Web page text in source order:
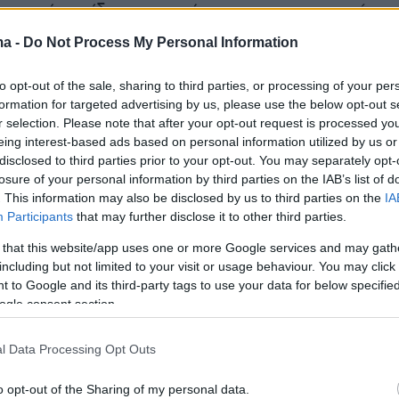
- Do Not Process My Personal Information
opt-out of the sale, sharing to third parties, or processing of your
for targeted advertising by us, please use the below opt-out
selection. Please note that after your opt-out request is processed
interest-based ads based on personal information utilized by us
to third parties prior to your opt-out. You may separately
of your personal information by third parties on the IAB’s list of
This information may also be disclosed by us to third parties on the
Participants that may further disclose it to other third parties.
that this website/app uses one or more Google services and may
but not limited to your visit or usage behaviour. You may
to Google and its third-party tags to use your data for below
consent section.
Data Processing Opt Outs
opt-out of the Sharing of my personal data.
ότι η ίδια χαρακτήρισε το καστ «πηγή
της είπε πως ο πατέρας της θα ήταν «
μέσωθερμού χειροκροτήματος.
και φωτογραφία
στιγμές στην προβολή για τα 25 χρόνια του «Fast
Πολ Γουόκερ, μετά το τετράλεπτο standing
@Variety #protothema #news #vindiesel
- protothema.gr